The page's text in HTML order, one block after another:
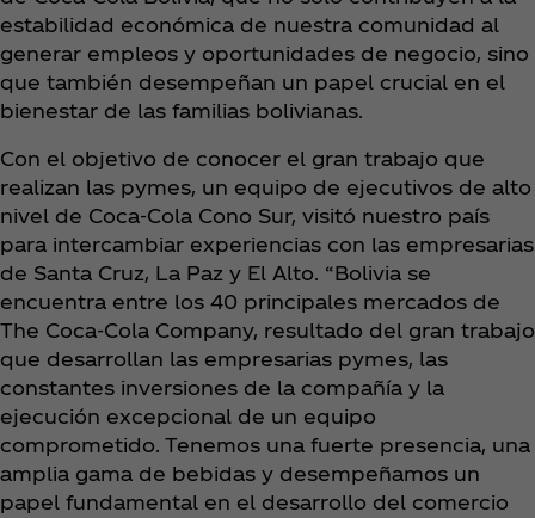
estabilidad económica de nuestra comunidad al
generar empleos y oportunidades de negocio, sino
que también desempeñan un papel crucial en el
bienestar de las familias bolivianas.
Con el objetivo de conocer el gran trabajo que
realizan las pymes, un equipo de ejecutivos de alto
nivel de Coca‑Cola Cono Sur, visitó nuestro país
para intercambiar experiencias con las empresarias
de Santa Cruz, La Paz y El Alto. “Bolivia se
encuentra entre los 40 principales mercados de
The Coca‑Cola Company, resultado del gran trabajo
que desarrollan las empresarias pymes, las
constantes inversiones de la compañía y la
ejecución excepcional de un equipo
comprometido. Tenemos una fuerte presencia, una
amplia gama de bebidas y desempeñamos un
papel fundamental en el desarrollo del comercio